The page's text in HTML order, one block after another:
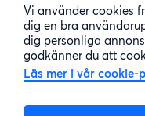
Vi använder cookies
dig en bra
dig personliga
godkänner du att
Läs mer i vår cookie-